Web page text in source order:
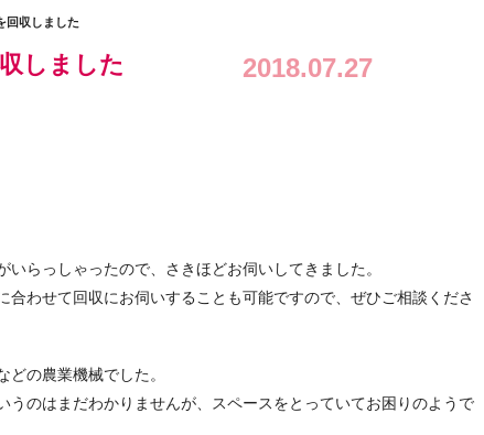
回収しました
しました 2018.07.27
らっしゃったので、さきほどお伺いしてきました。
合わせて回収にお伺いすることも可能ですので、ぜひご相談くださ
の農業機械でした。
うのはまだわかりませんが、スペースをとっていてお困りのようで